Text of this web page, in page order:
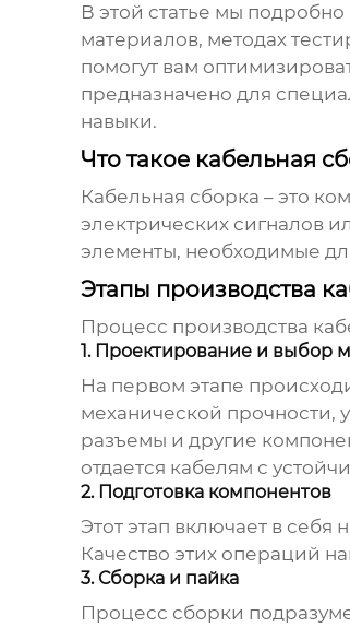
В этой статье мы
материалов, методах
помогут вам
предназначено для
навыки.
Что такое кабельная
Кабельная сборка – это
электрических сигналов
элементы, необходимые
Этапы производства
Процесс производства
1. Проектирование и выбор
На первом этапе
механической прочности,
разъемы и другие
отдается кабелям с
2. Подготовка компонентов
Этот этап включает в
Качество этих операций
3. Сборка и пайка
Процесс сборки